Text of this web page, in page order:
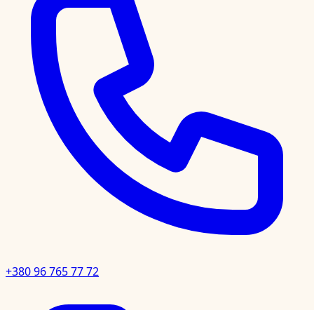
+380 96 765 77 72